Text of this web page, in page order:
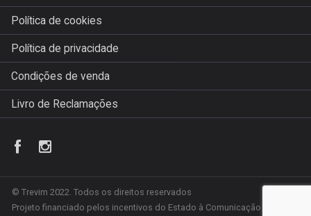
Política de cookies
Política de privacidade
Condições de venda
Livro de Reclamações
© Trevim 2022. Todos os direitos reservados
Projeto financiado pelos incentivos do Estado à Comunicação Social